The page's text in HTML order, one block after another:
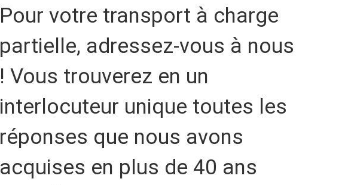
Pour votre transport à charge
partielle, adressez-vous à nous
! Vous trouverez en un
interlocuteur unique toutes les
réponses que nous avons
acquises en plus de 40 ans